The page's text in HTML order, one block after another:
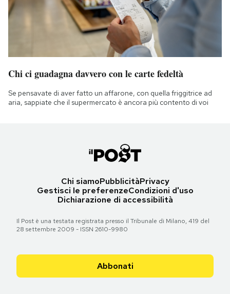
Chi ci guadagna davvero con le carte fedeltà
Se pensavate di aver fatto un affarone, con quella friggitrice ad
aria, sappiate che il supermercato è ancora più contento di voi
Chi siamoPubblicitàPrivacy
Gestisci le preferenzeCondizioni d'uso
Dichiarazione di accessibilità
Il Post è una testata registrata presso il Tribunale di Milano, 419 del
28 settembre 2009 - ISSN 2610-9980
Abbonati